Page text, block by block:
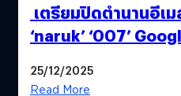
เตรียมปิดตำนานอีเม
‘naruk’ ‘007’
25/12/2025
Read More